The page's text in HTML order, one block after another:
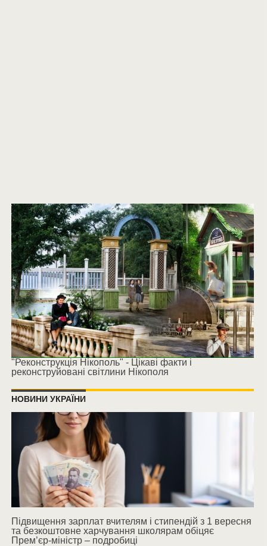
"Реконструкція Нікополь" - Цікаві факти і
реконструйовані світлини Нікополя
НОВИНИ УКРАЇНИ
Підвищення зарплат вчителям і стипендій з 1 вересня
та безкоштовне харчування школярам обіцяє
Прем’єр-міністр – подробиці